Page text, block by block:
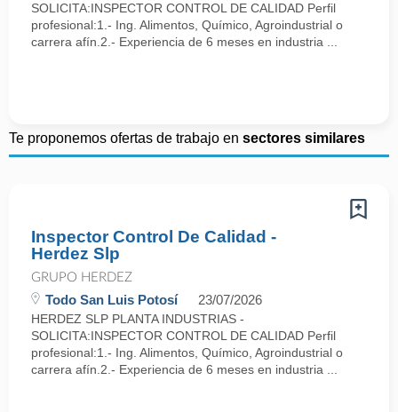
SOLICITA:INSPECTOR CONTROL DE CALIDAD Perfil
profesional:1.- Ing. Alimentos, Químico, Agroindustrial o
carrera afín.2.- Experiencia de 6 meses en industria ...
Te proponemos ofertas de trabajo en sectores similares
Inspector Control De Calidad -
Herdez Slp
GRUPO HERDEZ
Todo San Luis Potosí 23/07/2026
HERDEZ SLP PLANTA INDUSTRIAS -
SOLICITA:INSPECTOR CONTROL DE CALIDAD Perfil
profesional:1.- Ing. Alimentos, Químico, Agroindustrial o
carrera afín.2.- Experiencia de 6 meses en industria ...